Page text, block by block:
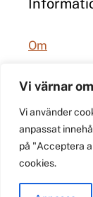
Vi värnar
Vi använder
anpassat
på "Acceptera
cookies.
Om